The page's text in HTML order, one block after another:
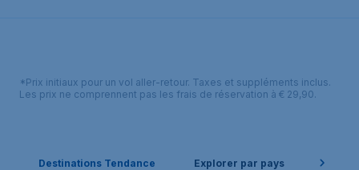
*Prix initiaux pour un vol aller-retour. Taxes et suppléments inclus.
Les prix ne comprennent pas les frais de réservation à € 29,90.
Destinations Tendance Explorer par pays